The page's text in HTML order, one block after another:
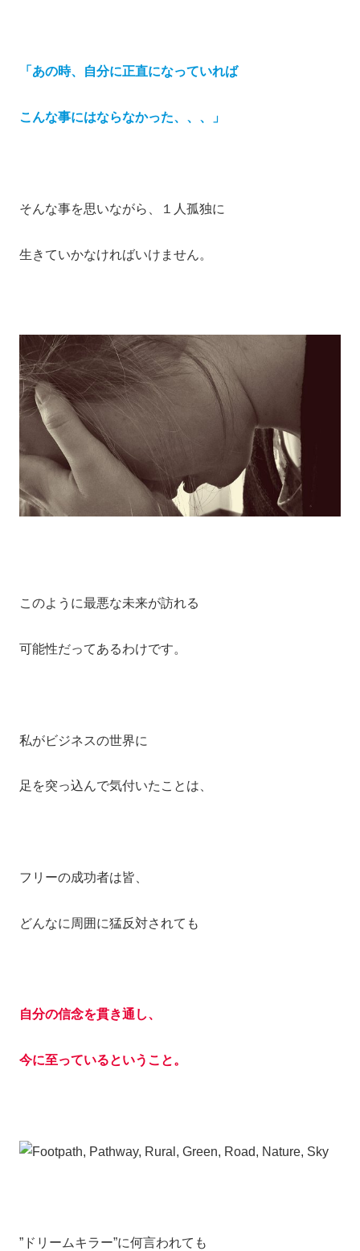
「あの時、自分に正直になっていれば
こんな事にはならなかった、、、」
そんな事を思いながら、１人孤独に
生きていかなければいけません。
このように最悪な未来が訪れる
可能性だってあるわけです。
私がビジネスの世界に
足を突っ込んで気付いたことは、
フリーの成功者は皆、
どんなに周囲に猛反対されても
自分の信念を貫き通し、
今に至っているということ。
”ドリームキラー”に何言われても